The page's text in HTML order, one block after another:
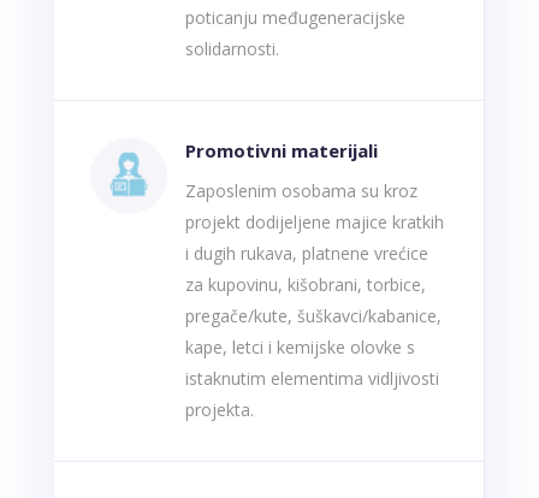
poticanju međugeneracijske
solidarnosti.
Promotivni materijali
Zaposlenim osobama su kroz
projekt dodijeljene majice kratkih
i dugih rukava, platnene vrećice
za kupovinu, kišobrani, torbice,
pregače/kute, šuškavci/kabanice,
kape, letci i kemijske olovke s
istaknutim elementima vidljivosti
projekta.